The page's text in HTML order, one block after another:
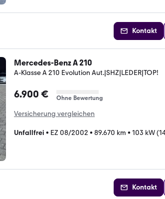
Kontakt
Mercedes-Benz A 210
A-Klasse A 210 Evolution Aut.|SHZ|LEDER|TOP!
6.900 € Ohne Bewertung
Versicherung vergleichen
Unfallfrei • EZ 08/2002 • 89.670 km • 103 kW
Kontakt